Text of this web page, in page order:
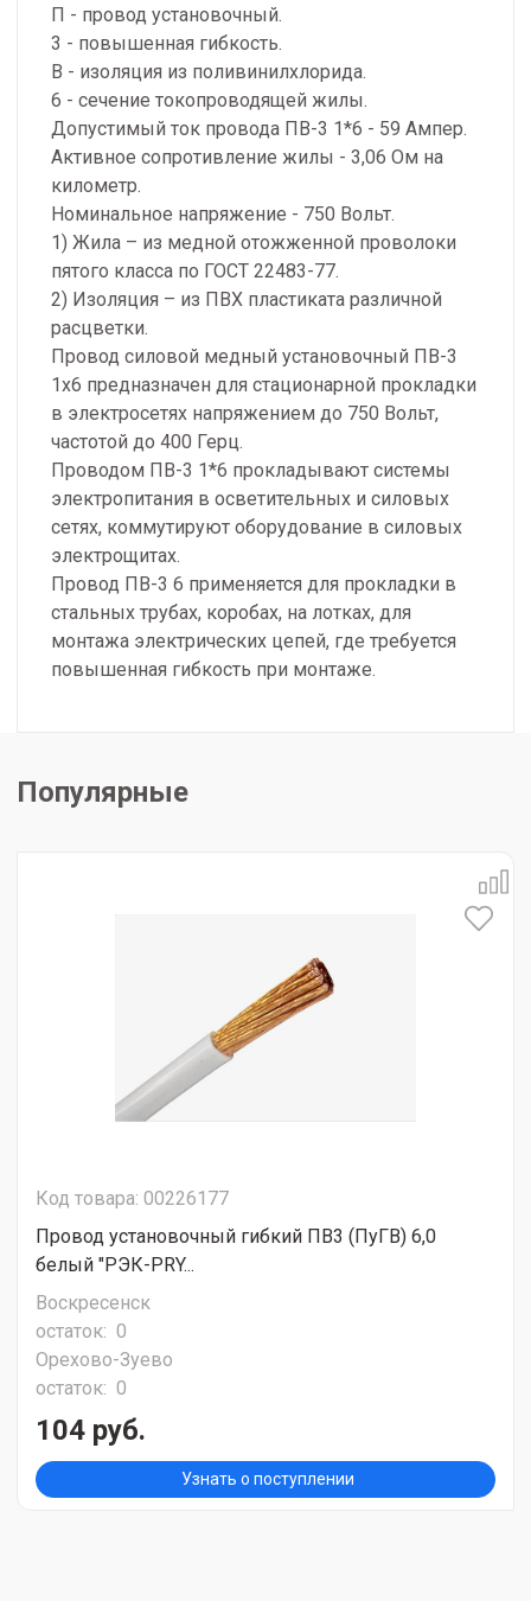
П - провод установочный.
3 - повышенная гибкость.
В - изоляция из поливинилхлорида.
6 - сечение токопроводящей жилы.
Допустимый ток провода ПВ-3 1*6 - 59 Ампер.
Активное сопротивление жилы - 3,06 Ом на
километр.
Номинальное напряжение - 750 Вольт.
1) Жила – из медной отожженной проволоки
пятого класса по ГОСТ 22483-77.
2) Изоляция – из ПВХ пластиката различной
расцветки.
Провод силовой медный установочный ПВ-3
1х6 предназначен для стационарной прокладки
в электросетях напряжением до 750 Вольт,
частотой до 400 Герц.
Проводом ПВ-3 1*6 прокладывают системы
электропитания в осветительных и силовых
сетях, коммутируют оборудование в силовых
электрощитах.
Провод ПВ-3 6 применяется для прокладки в
стальных трубах, коробах, на лотках, для
монтажа электрических цепей, где требуется
повышенная гибкость при монтаже.
Популярные
Код товара: 00226177
Провод установочный гибкий ПВ3 (ПуГВ) 6,0
белый "РЭК-PRY...
Воскресенск
остаток: 0
Орехово-Зуево
остаток: 0
104 руб.
Узнать о поступлении